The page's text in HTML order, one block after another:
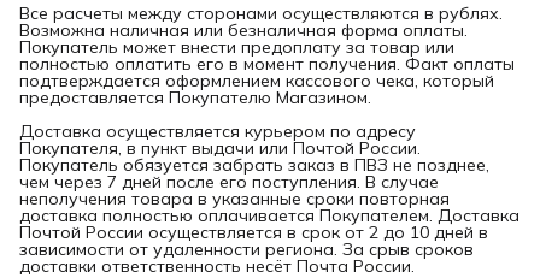
Все расчеты между сторонами осуществляются в рублях.
Возможна наличная или безналичная форма оплаты.
Покупатель может внести предоплату за товар или
полностью оплатить его в момент получения. Факт оплаты
подтверждается оформлением кассового чека, который
предоставляется Покупателю Магазином.
Доставка осуществляется курьером по адресу
Покупателя, в пункт выдачи или Почтой России.
Покупатель обязуется забрать заказ в ПВЗ не позднее,
чем через 7 дней после его поступления. В случае
неполучения товара в указанные сроки повторная
доставка полностью оплачивается Покупателем. Доставка
Почтой России осуществляется в срок от 2 до 10 дней в
зависимости от удаленности региона. За срыв сроков
доставки ответственность несёт Почта России.